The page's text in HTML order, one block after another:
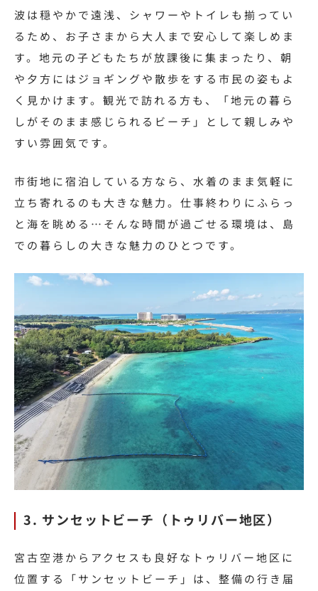
波は穏やかで遠浅、シャワーやトイレも揃ってい
るため、お子さまから大人まで安心して楽しめま
す。地元の子どもたちが放課後に集まったり、朝
や夕方にはジョギングや散歩をする市民の姿もよ
く見かけます。観光で訪れる方も、「地元の暮ら
しがそのまま感じられるビーチ」として親しみや
すい雰囲気です。
市街地に宿泊している方なら、水着のまま気軽に
立ち寄れるのも大きな魅力。仕事終わりにふらっ
と海を眺める…そんな時間が過ごせる環境は、島
での暮らしの大きな魅力のひとつです。
3. サンセットビーチ（トゥリバー地区）
宮古空港からアクセスも良好なトゥリバー地区に
位置する「サンセットビーチ」は、整備の行き届